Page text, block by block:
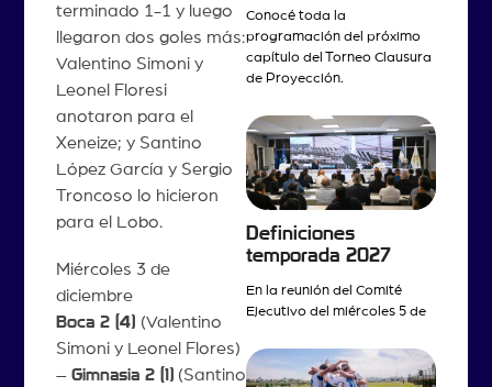
terminado 1-1 y luego
llegaron dos goles más:
Valentino Simoni y
Leonel Floresi
anotaron para el
Xeneize; y Santino
López García y Sergio
Troncoso lo hicieron
para el Lobo.
Miércoles 3 de
diciembre
Boca 2 (4) (Valentino
Simoni y Leonel Flores)
– Gimnasia 2 (1)(Santino
Conocé toda la
programación del próximo
capítulo del Torneo Clausura
de Proyección.
Definiciones
temporada 2027
En la reunión del Comité
Ejecutivo del miércoles 5 de